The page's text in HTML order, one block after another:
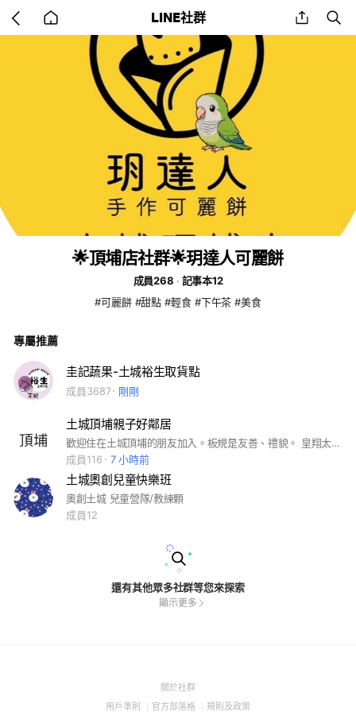
back
to
home
LINE社群 share
🌟頂埔店社群🌟玥達人可麗餅
成員268
記事本12
#可麗餅 #甜點 #輕食 #下午茶 #美食
專屬推薦
圭記蔬果-土城裕生取貨點
成員3687 剛剛
土城頂埔親子好鄰居
歡迎住在土城頂埔的朋友加入。板規是友善、禮貌。 皇翔太陽城、麗寶愛迪生、京美、中央大道、得意人生、名軒皇城、成功座標、福利國、快樂城、中央公園、國美A1、中央第一城、雅築、頂埔國小、鴻海
成員116
7 小時前
土城奧創兒童快樂班
奧創土城 兒童營隊/教練顆
成員12
還有其他眾多社群等您來探索
顯示更多
關於社群(Open
用戶準則 (Open
官方部落格 (Open
規則及政策(Open